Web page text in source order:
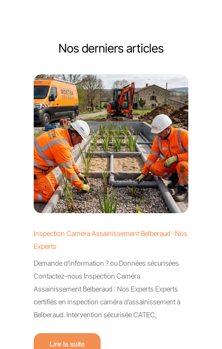
Nos derniers articles
Inspection Caméra Assainissement Belberaud : Nos
Experts
Demande d’information ? ou Données sécurisées
Contactez-nous Inspection Caméra
Assainissement Belberaud : Nos Experts Experts
certifiés en inspection caméra d’assainissement à
Belberaud. Intervention sécurisée CATEC,
Lire la suite